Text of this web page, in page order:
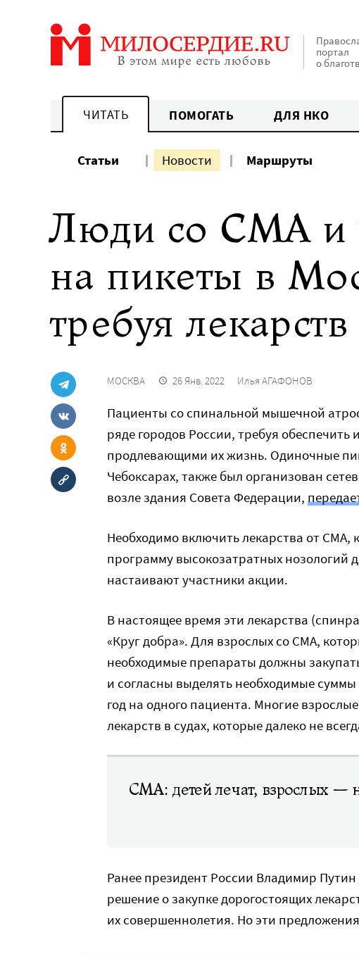
портал
о
ЧИТАТЬ ПОМОГАТЬ ДЛЯ НКО
Статьи Новости Маршруты
Люди со СМА и
на пикеты в
требуя лекарств
МОСКВА 26 Янв. 2022 Илья АГАФОНОВ
Пациенты со спинальной мышечной
ряде городов России, требуя
продлевающими их жизнь. Одиночные
Чебоксарах, также был организован
возле здания Совета Федерации,
Необходимо включить лекарства от
программу высокозатратных нозологий
настаивают участники акции.
В настоящее время эти лекарства
«Круг добра». Для взрослых со СМА,
необходимые препараты должны
и согласны выделять необходимые
год на одного пациента. Многие
лекарств в судах, которые далеко не
СМА: детей лечат, взрослых —
Ранее президент России Владимир Путин
решение о закупке дорогостоящих
их совершеннолетия. Но эти